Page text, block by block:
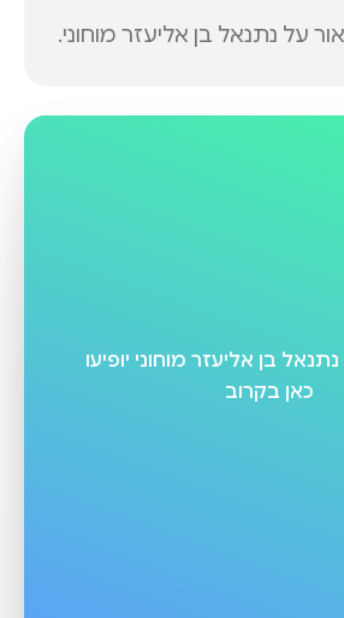
על נתנאל בן אליעזר מוחוני.
נתנאל בן אליעזר מוחוני יופיעו
כאן בקרוב